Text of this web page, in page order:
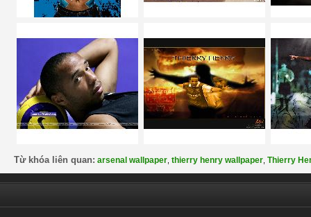
Từ khóa liên quan: arsenal wallpaper thierry henry wallpaper Thierry